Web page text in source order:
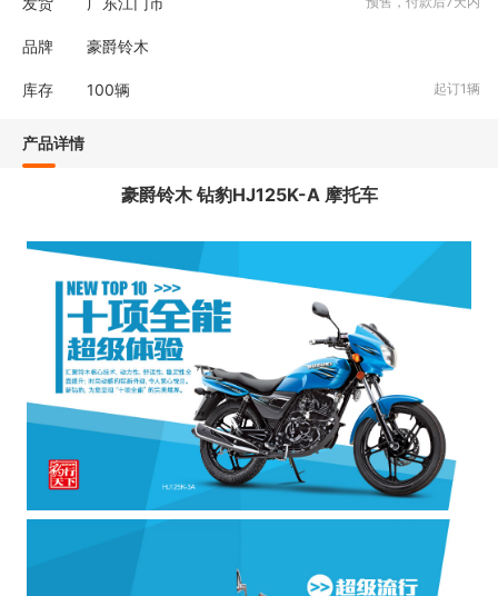
品牌 豪爵铃木
库存 100辆 起订1辆
产品详情
豪爵铃木 钻豹HJ125K-A 摩托车